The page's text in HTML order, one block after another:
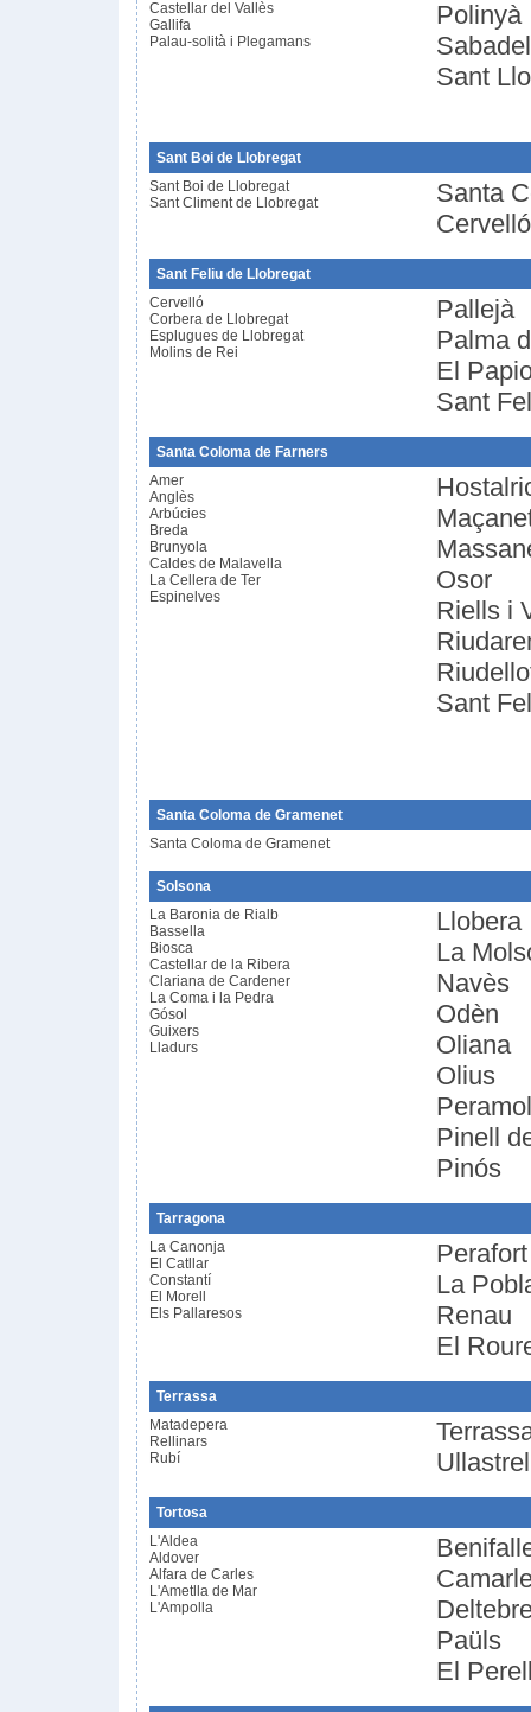
Castellar del Vallès
Gallifa
Palau-solità i Plegamans
Polinyà
Sant
Sant Boi de Llobregat
Sant Boi de Llobregat
Sant Climent de Llobregat
Santa
Cervelló
Sant Feliu de Llobregat
Cervelló
Corbera de Llobregat
Esplugues de Llobregat
Molins de Rei
Pallejà
Palma
El
Sant
Santa Coloma de Farners
Amer
Anglès
Arbúcies
Breda
Brunyola
Caldes de Malavella
La Cellera de Ter
Espinelves
Osor
Riells i
Sant
Santa Coloma de Gramenet
Santa Coloma de Gramenet
Solsona
La Baronia de Rialb
Bassella
Biosca
Castellar de la Ribera
Clariana de Cardener
La Coma i la Pedra
Gósol
Guixers
Lladurs
Llobera
La
Navès
Odèn
Oliana
Olius
Pinell
Pinós
Tarragona
La Canonja
El Catllar
Constantí
El Morell
Els Pallaresos
Perafort
La
Renau
El
Terrassa
Matadepera
Rellinars
Rubí
Tortosa
L'Aldea
Aldover
Alfara de Carles
L'Ametlla de Mar
L'Ampolla
Paüls
El